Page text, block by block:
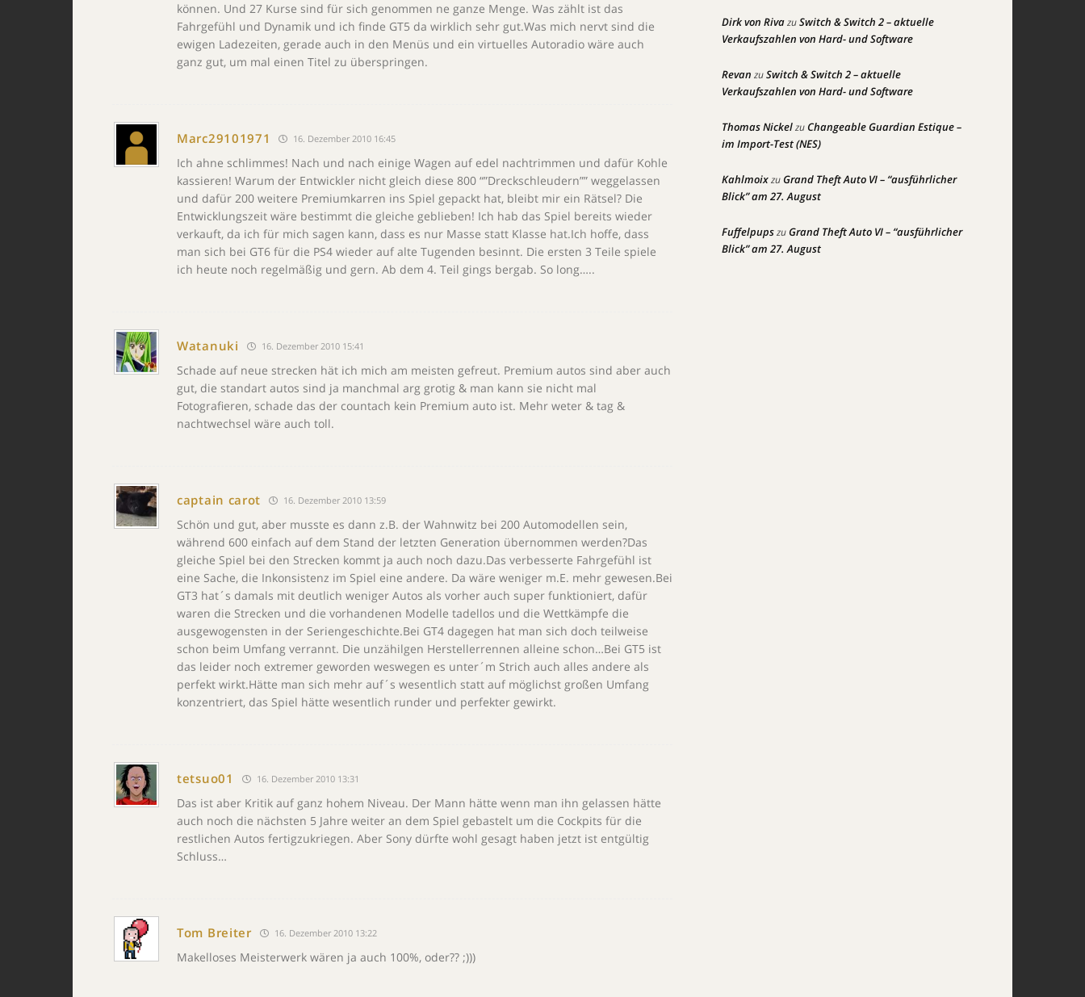
können. Und 27 Kurse sind für sich genommen ne ganze Menge. Was zählt ist das
Fahrgefühl und Dynamik und ich finde GT5 da wirklich sehr gut.Was mich nervt sind die
ewigen Ladezeiten, gerade auch in den Menüs und ein virtuelles Autoradio wäre auch
ganz gut, um mal einen Titel zu überspringen.
Marc29101971 16. Dezember 2010 16:45
Ich ahne schlimmes! Nach und nach einige Wagen auf edel nachtrimmen und dafür Kohle
kassieren! Warum der Entwickler nicht gleich diese 800 “”Dreckschleudern”” weggelassen
und dafür 200 weitere Premiumkarren ins Spiel gepackt hat, bleibt mir ein Rätsel? Die
Entwicklungszeit wäre bestimmt die gleiche geblieben! Ich hab das Spiel bereits wieder
verkauft, da ich für mich sagen kann, dass es nur Masse statt Klasse hat.Ich hoffe, dass
man sich bei GT6 für die PS4 wieder auf alte Tugenden besinnt. Die ersten 3 Teile spiele
ich heute noch regelmäßig und gern. Ab dem 4. Teil gings bergab. So long…..
Watanuki 16. Dezember 2010 15:41
Schade auf neue strecken hät ich mich am meisten gefreut. Premium autos sind aber auch
gut, die standart autos sind ja manchmal arg grotig & man kann sie nicht mal
Fotografieren, schade das der countach kein Premium auto ist. Mehr weter & tag &
nachtwechsel wäre auch toll.
captain carot 16. Dezember 2010 13:59
Schön und gut, aber musste es dann z.B. der Wahnwitz bei 200 Automodellen sein,
während 600 einfach auf dem Stand der letzten Generation übernommen werden?Das
gleiche Spiel bei den Strecken kommt ja auch noch dazu.Das verbesserte Fahrgefühl ist
eine Sache, die Inkonsistenz im Spiel eine andere. Da wäre weniger m.E. mehr gewesen.Bei
GT3 hat´s damals mit deutlich weniger Autos als vorher auch super funktioniert, dafür
waren die Strecken und die vorhandenen Modelle tadellos und die Wettkämpfe die
ausgewogensten in der Seriengeschichte.Bei GT4 dagegen hat man sich doch teilweise
schon beim Umfang verrannt. Die unzähilgen Herstellerrennen alleine schon…Bei GT5 ist
das leider noch extremer geworden weswegen es unter´m Strich auch alles andere als
perfekt wirkt.Hätte man sich mehr auf´s wesentlich statt auf möglichst großen Umfang
konzentriert, das Spiel hätte wesentlich runder und perfekter gewirkt.
tetsuo01 16. Dezember 2010 13:31
Das ist aber Kritik auf ganz hohem Niveau. Der Mann hätte wenn man ihn gelassen hätte
auch noch die nächsten 5 Jahre weiter an dem Spiel gebastelt um die Cockpits für die
restlichen Autos fertigzukriegen. Aber Sony dürfte wohl gesagt haben jetzt ist entgültig
Schluss…
Tom Breiter 16. Dezember 2010 13:22
Makelloses Meisterwerk wären ja auch 100%, oder?? ;)))
Dirk von RivazuSwitch & Switch 2 – aktuelle
Verkaufszahlen von Hard- und Software
Revan zuSwitch & Switch 2 – aktuelle
Verkaufszahlen von Hard- und Software
Thomas NickelzuChangeable Guardian Estique –
im Import-Test (NES)
KahlmoixzuGrand Theft Auto VI – “ausführlicher
Blick” am 27. August
FuffelpupszuGrand Theft Auto VI – “ausführlicher
Blick” am 27. August